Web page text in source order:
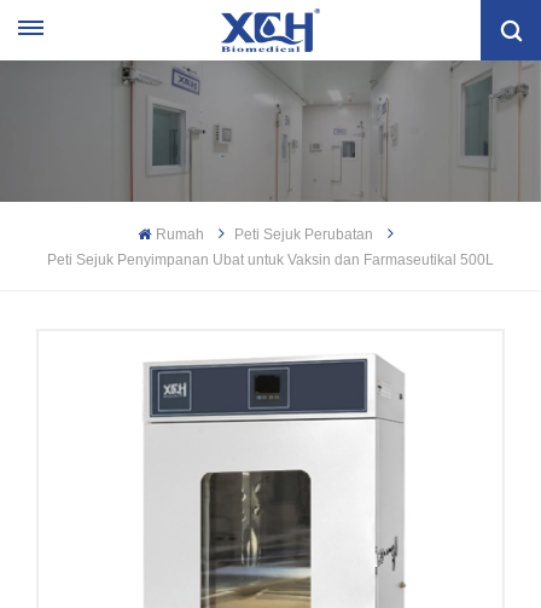
Rumah
Peti Sejuk Perubatan
Peti Sejuk Penyimpanan Ubat untuk Vaksin dan Farmaseutikal 500L